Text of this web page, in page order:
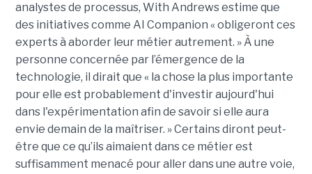
analystes de processus, With Andrews estime que
des initiatives comme AI Companion « obligeront ces
experts à aborder leur métier autrement. » À une
personne concernée par l’émergence de la
technologie, il dirait que « la chose la plus importante
pour elle est probablement d'investir aujourd'hui
dans l'expérimentation afin de savoir si elle aura
envie demain de la maîtriser. » Certains diront peut-
être que ce qu’ils aimaient dans ce métier est
suffisamment menacé pour aller dans une autre voie,